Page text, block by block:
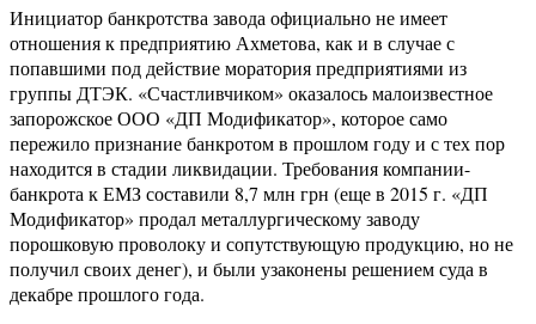
Инициатор банкротства завода официально не имеет
отношения к предприятию Ахметова, как и в случае с
попавшими под действие моратория предприятиями из
группы ДТЭК. «Счастливчиком» оказалось малоизвестное
запорожское ООО «ДП Модификатор», которое само
пережило признание банкротом в прошлом году и с тех пор
находится в стадии ликвидации. Требования компании-
банкрота к ЕМЗ составили 8,7 млн грн (еще в 2015 г. «ДП
Модификатор» продал металлургическому заводу
порошковую проволоку и сопутствующую продукцию, но не
получил своих денег), и были узаконены решением суда в
декабре прошлого года.